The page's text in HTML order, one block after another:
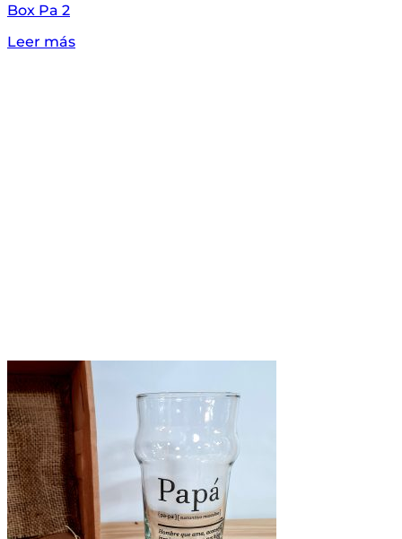
Box Pa 2
Leer más